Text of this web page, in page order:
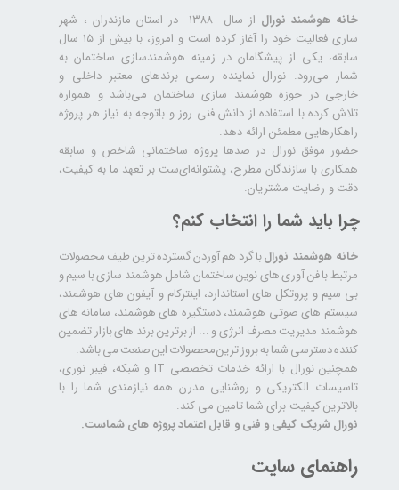
خانه هوشمند نورال
از سال ۱۳۸۸ در استان مازندران ، شهر
ساری فعالیت خود را آغاز کرده است و امروز، با بیش از ۱۵ سال
سابقه، یکی از پیشگامان در زمینه هوشمندسازی ساختمان به
شمار می‌رود. نورال نماینده رسمی برندهای معتبر داخلی و
خارجی در حوزه هوشمند سازی ساختمان می‌باشد و همواره
تلاش کرده با استفاده از دانش فنی روز و باتوجه به نیاز هر پروژه
راهکارهایی مطمئن ارائه دهد.
حضور موفق نورال در صدها پروژه‌ ساختمانی شاخص و سابقه
همکاری با سازندگان مطرح، پشتوانه‌ای‌ست بر تعهد ما به کیفیت،
دقت و رضایت مشتریان.
راهنمای سایت
چرا باید شما را انتخاب کنم؟
خانه هوشمند نورالبا گرد هم آوردن گسترده ترین طیف محصولات
مرتبط با فن آوری های نوین ساختمان شامل هوشمند سازی با سیم و
بی سیم و پروتکل های استاندارد، اینترکام و آیفون های هوشمند،
سیستم های صوتی هوشمند، دستگیره های هوشمند، سامانه های
هوشمند مدیریت مصرف انرژی و ... از برترین برند های بازار تضمین
کننده دسترسی شما به بروز ترین محصولات این صنعت می باشد.
همچنین نورال با ارائه خدمات تخصصی IT و شبکه، فیبر نوری،
تاسیسات الکتریکی و روشنایی مدرن همه نیازمندی شما را با
بالاترین کیفیت برای شما تامین می کند.
نورال شریک کیفی و فنی و قابل اعتماد پروژه های شماست.